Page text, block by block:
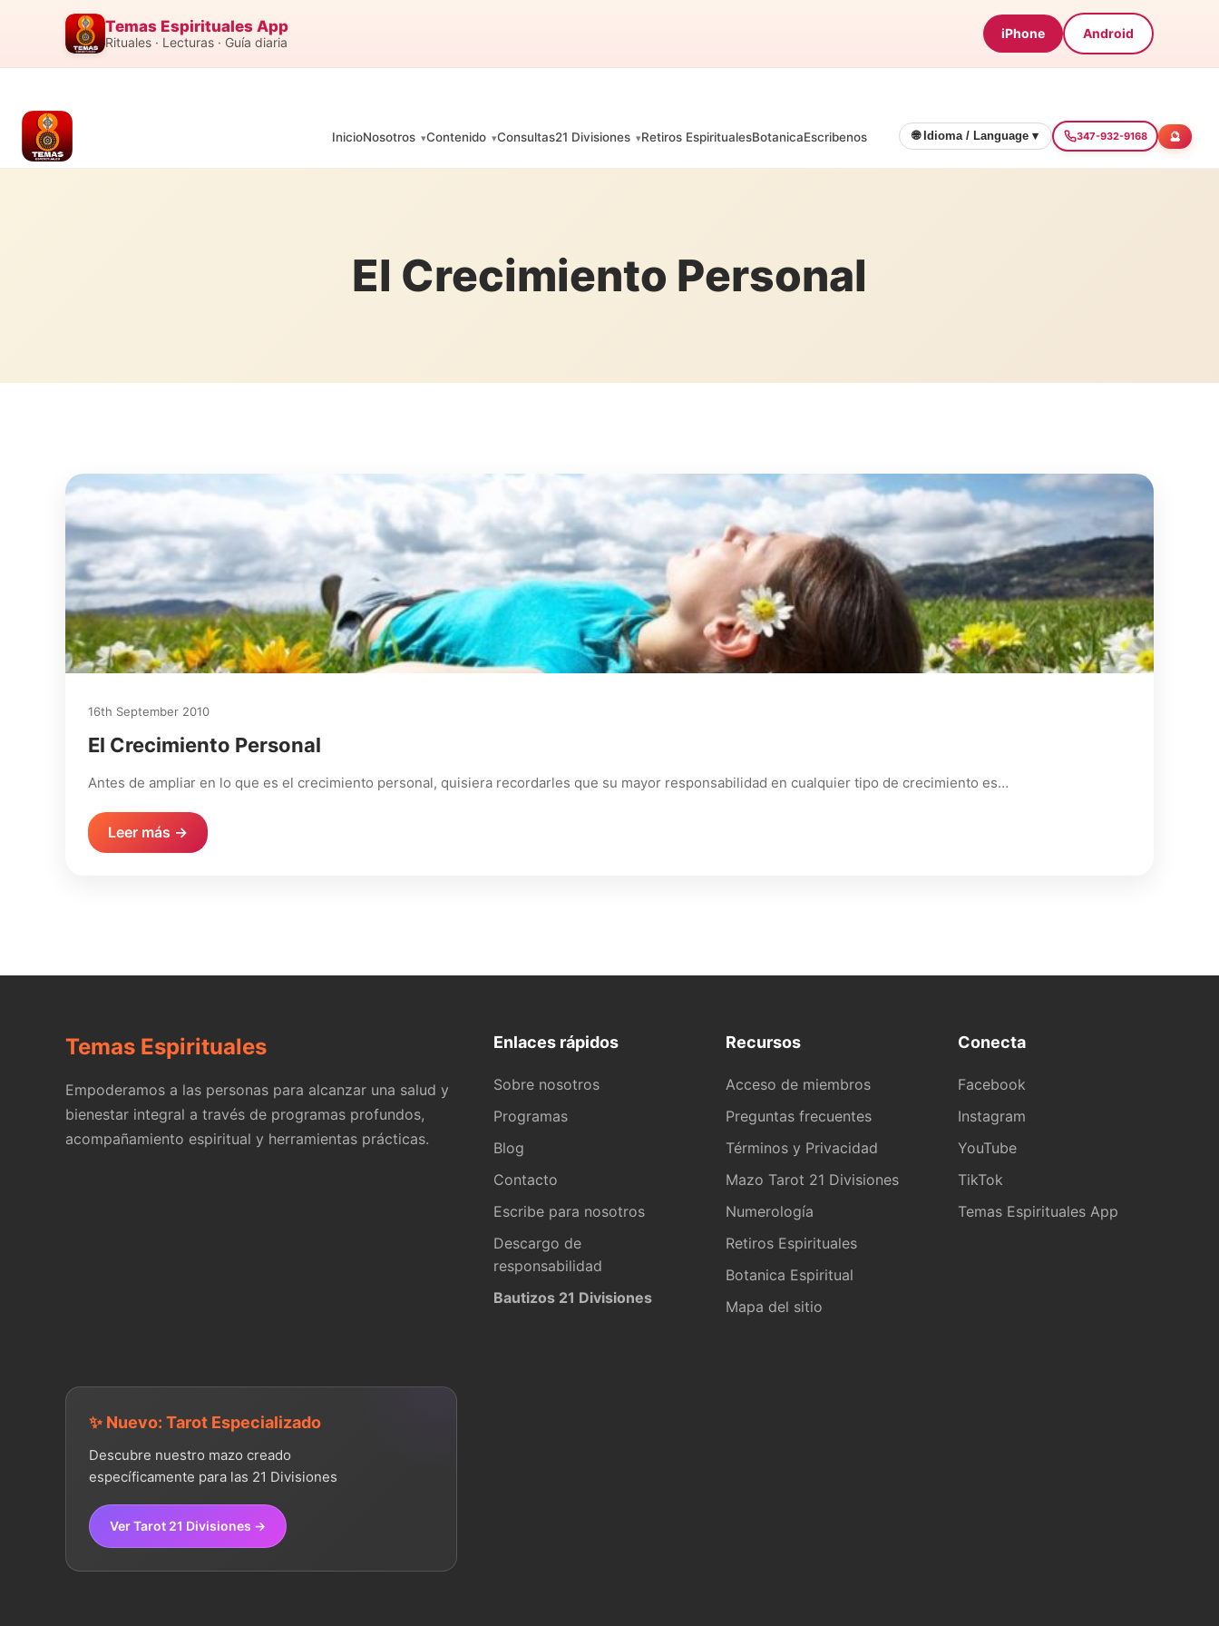
Temas Espirituales App
Rituales · Lecturas · Guía diaria
iPhone Android
InicioNosotros Contenido Consultas21 Divisiones Retiros EspiritualesBotanicaEscribenos 🌐 Idioma / Language ▾ 347-932-9168 🔮
El Crecimiento Personal
16th September 2010
El Crecimiento Personal
Antes de ampliar en lo que es el crecimiento personal, quisiera recordarles que su mayor responsabilidad en cualquier tipo de crecimiento es…
Leer más →
Temas Espirituales
Empoderamos a las personas para alcanzar una salud y
bienestar integral a través de programas profundos,
acompañamiento espiritual y herramientas prácticas.
Enlaces rápidos
Sobre nosotros
Programas
Blog
Contacto
Escribe para nosotros
Descargo de
responsabilidad
Bautizos 21 Divisiones
Recursos
Acceso de miembros
Preguntas frecuentes
Términos y Privacidad
Mazo Tarot 21 Divisiones
Numerología
Retiros Espirituales
Botanica Espiritual
Mapa del sitio
Conecta
Facebook
Instagram
YouTube
TikTok
Temas Espirituales App
✨ Nuevo: Tarot Especializado
Descubre nuestro mazo creado
específicamente para las 21 Divisiones
Ver Tarot 21 Divisiones →